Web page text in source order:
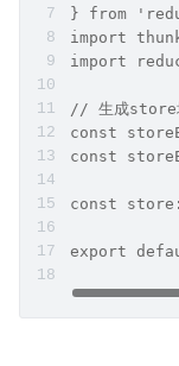
} from
import
import
// 生成store
const
const
const
export